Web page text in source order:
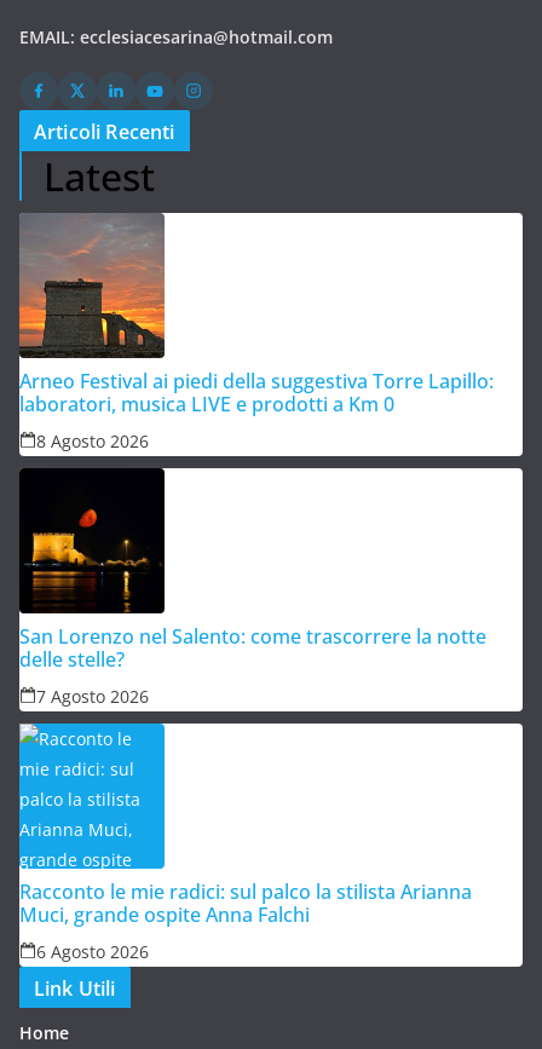
EMAIL: ecclesiacesarina@hotmail.com
Articoli Recenti
Latest
Arneo Festival ai piedi della suggestiva Torre Lapillo:
laboratori, musica LIVE e prodotti a Km 0
8 Agosto 2026
San Lorenzo nel Salento: come trascorrere la notte
delle stelle?
7 Agosto 2026
Racconto le mie radici: sul palco la stilista Arianna
Muci, grande ospite Anna Falchi
6 Agosto 2026
Link Utili
Home